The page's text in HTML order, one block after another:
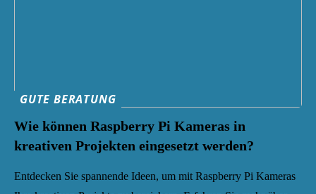
GUTE BERATUNG
Wie können Raspberry Pi Kameras in
kreativen Projekten eingesetzt werden?
Entdecken Sie spannende Ideen, um mit Raspberry Pi Kameras